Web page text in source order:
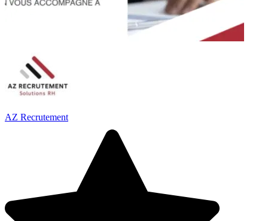
AZ Recrutement